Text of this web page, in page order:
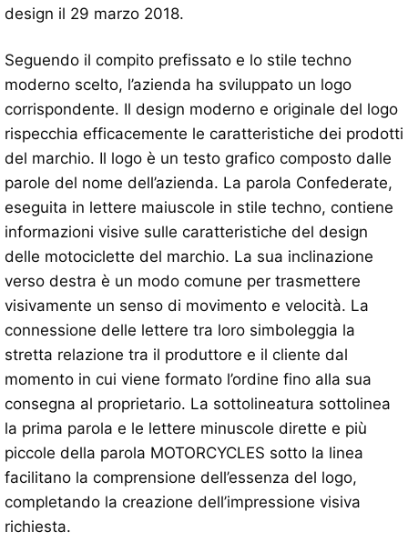
design il 29 marzo 2018.
Seguendo il compito prefissato e lo stile techno
moderno scelto, l’azienda ha sviluppato un logo
corrispondente. Il design moderno e originale del logo
rispecchia efficacemente le caratteristiche dei prodotti
del marchio. Il logo è un testo grafico composto dalle
parole del nome dell’azienda. La parola Confederate,
eseguita in lettere maiuscole in stile techno, contiene
informazioni visive sulle caratteristiche del design
delle motociclette del marchio. La sua inclinazione
verso destra è un modo comune per trasmettere
visivamente un senso di movimento e velocità. La
connessione delle lettere tra loro simboleggia la
stretta relazione tra il produttore e il cliente dal
momento in cui viene formato l’ordine fino alla sua
consegna al proprietario. La sottolineatura sottolinea
la prima parola e le lettere minuscole dirette e più
piccole della parola MOTORCYCLES sotto la linea
facilitano la comprensione dell’essenza del logo,
completando la creazione dell’impressione visiva
richiesta.